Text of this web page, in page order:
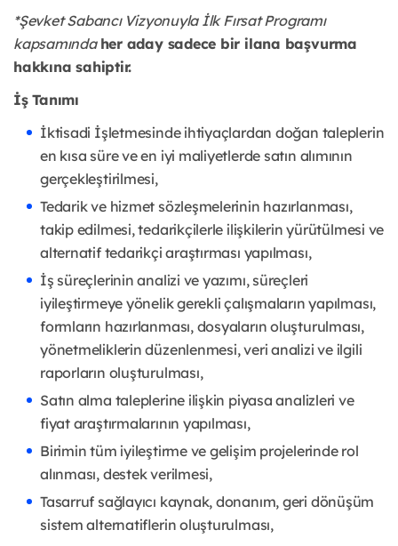
*Şevket Sabancı Vizyonuyla İlk Fırsat Programı
kapsamında her aday sadece bir ilana başvurma
hakkına sahiptir.
İş Tanımı
İktisadi İşletmesinde ihtiyaçlardan doğan taleplerin
en kısa süre ve en iyi maliyetlerde satın alımının
gerçekleştirilmesi,
Tedarik ve hizmet sözleşmelerinin hazırlanması,
takip edilmesi, tedarikçilerle ilişkilerin yürütülmesi ve
alternatif tedarikçi araştırması yapılması,
İş süreçlerinin analizi ve yazımı, süreçleri
iyileştirmeye yönelik gerekli çalışmaların yapılması,
formların hazırlanması, dosyaların oluşturulması,
yönetmeliklerin düzenlenmesi, veri analizi ve ilgili
raporların oluşturulması,
Satın alma taleplerine ilişkin piyasa analizleri ve
fiyat araştırmalarının yapılması,
Birimin tüm iyileştirme ve gelişim projelerinde rol
alınması, destek verilmesi,
Tasarruf sağlayıcı kaynak, donanım, geri dönüşüm
sistem alternatiflerin oluşturulması,